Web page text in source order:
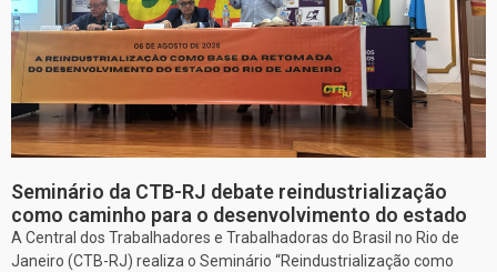
Seminário da CTB-RJ debate reindustrialização
como caminho para o desenvolvimento do estado
A Central dos Trabalhadores e Trabalhadoras do Brasil no Rio de
Janeiro (CTB-RJ) realiza o Seminário “Reindustrialização como